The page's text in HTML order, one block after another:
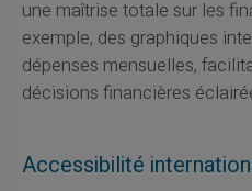
une maîtrise totale sur les
exemple, des graphiques
dépenses mensuelles,
décisions financières
Accessibilité